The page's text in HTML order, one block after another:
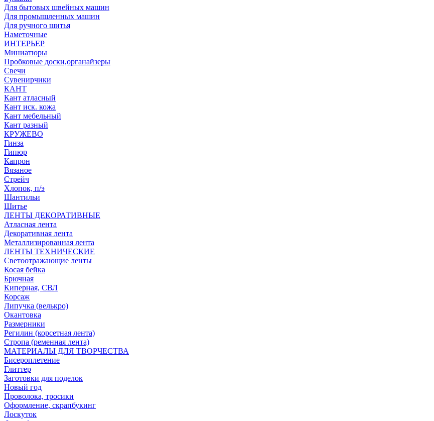
Для бытовых швейных машин
Для промышленных машин
Для ручного шитья
Наметочные
ИНТЕРЬЕР
Миниатюры
Пробковые доски,органайзеры
Свечи
Сувенирчики
КАНТ
Кант атласный
Кант иск. кожа
Кант мебельный
Кант разный
КРУЖЕВО
Гинза
Гипюр
Капрон
Вязаное
Стрейч
Хлопок, п/э
Шантильи
Шитье
ЛЕНТЫ ДЕКОРАТИВНЫЕ
Атласная лента
Декоративная лента
Металлизированная лента
ЛЕНТЫ ТЕХНИЧЕСКИЕ
Светоотражающие ленты
Косая бейка
Брючная
Киперная, СВЛ
Корсаж
Липучка (велькро)
Окантовка
Размерники
Регилин (корсетная лента)
Стропа (ременная лента)
МАТЕРИАЛЫ ДЛЯ ТВОРЧЕСТВА
Бисероплетение
Глиттер
Заготовки для поделок
Новый год
Проволока, тросики
Оформление, скрапбукинг
Лоскуток